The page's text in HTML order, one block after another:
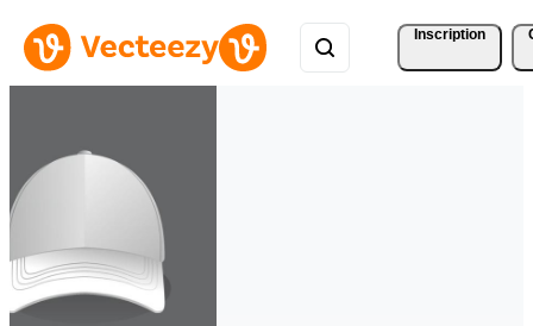
Inscription